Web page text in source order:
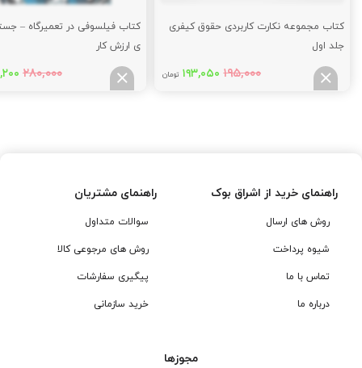
کتاب مجموعه نکارت کاربردی حقوق کیفری
جلد اول
۱۹۵,۰۰۰ قیمت
۱۹۳,۰۵۰ تومانقیمت
کتاب فیلسوفی در تعمیرگاه –
ی ارزش کار
۲۸۰,۰۰۰
راهنمای خرید از اشراق بوک
روش های ارسال
شیوه پرداخت
تماس با ما
درباره ما
راهنمای مشتریان
سوالات متداول
روش های مرجوعی کالا
پیگیری سفارشات
خرید سازمانی
مجوزها